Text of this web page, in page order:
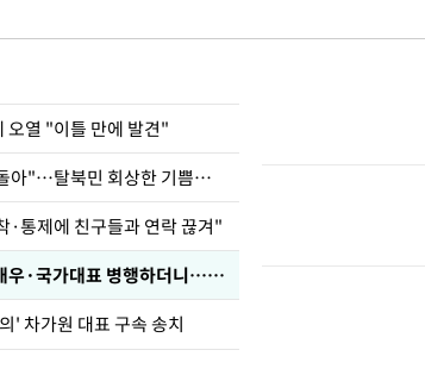
오열 "이틀 만에 발견"
"바지 벗고 앞뒤로 돌아"…탈북민 회상한 기쁨조 검사
·통제에 친구들과 연락 끊겨"
박찬민 딸 박민하, 배우·국가대표 병행하더니…근황이
' 차가원 대표 구속 송치